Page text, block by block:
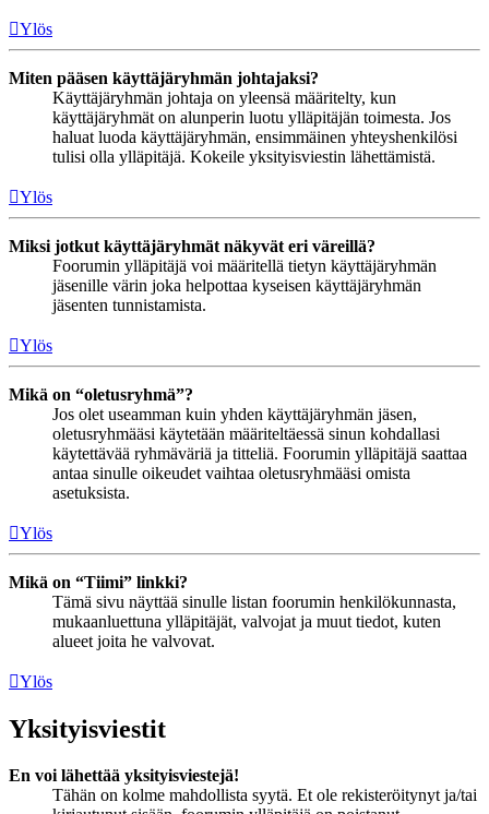
Ylös
Miten pääsen käyttäjäryhmän johtajaksi?
Käyttäjäryhmän johtaja on yleensä määritelty, kun
käyttäjäryhmät on alunperin luotu ylläpitäjän toimesta. Jos
haluat luoda käyttäjäryhmän, ensimmäinen yhteyshenkilösi
tulisi olla ylläpitäjä. Kokeile yksityisviestin lähettämistä.
Ylös
Miksi jotkut käyttäjäryhmät näkyvät eri väreillä?
Foorumin ylläpitäjä voi määritellä tietyn käyttäjäryhmän
jäsenille värin joka helpottaa kyseisen käyttäjäryhmän
jäsenten tunnistamista.
Ylös
Mikä on “oletusryhmä”?
Jos olet useamman kuin yhden käyttäjäryhmän jäsen,
oletusryhmääsi käytetään määriteltäessä sinun kohdallasi
käytettävää ryhmäväriä ja titteliä. Foorumin ylläpitäjä saattaa
antaa sinulle oikeudet vaihtaa oletusryhmääsi omista
asetuksista.
Ylös
Mikä on “Tiimi” linkki?
Tämä sivu näyttää sinulle listan foorumin henkilökunnasta,
mukaanluettuna ylläpitäjät, valvojat ja muut tiedot, kuten
alueet joita he valvovat.
Ylös
Yksityisviestit
En voi lähettää yksityisviestejä!
Tähän on kolme mahdollista syytä. Et ole rekisteröitynyt ja/tai